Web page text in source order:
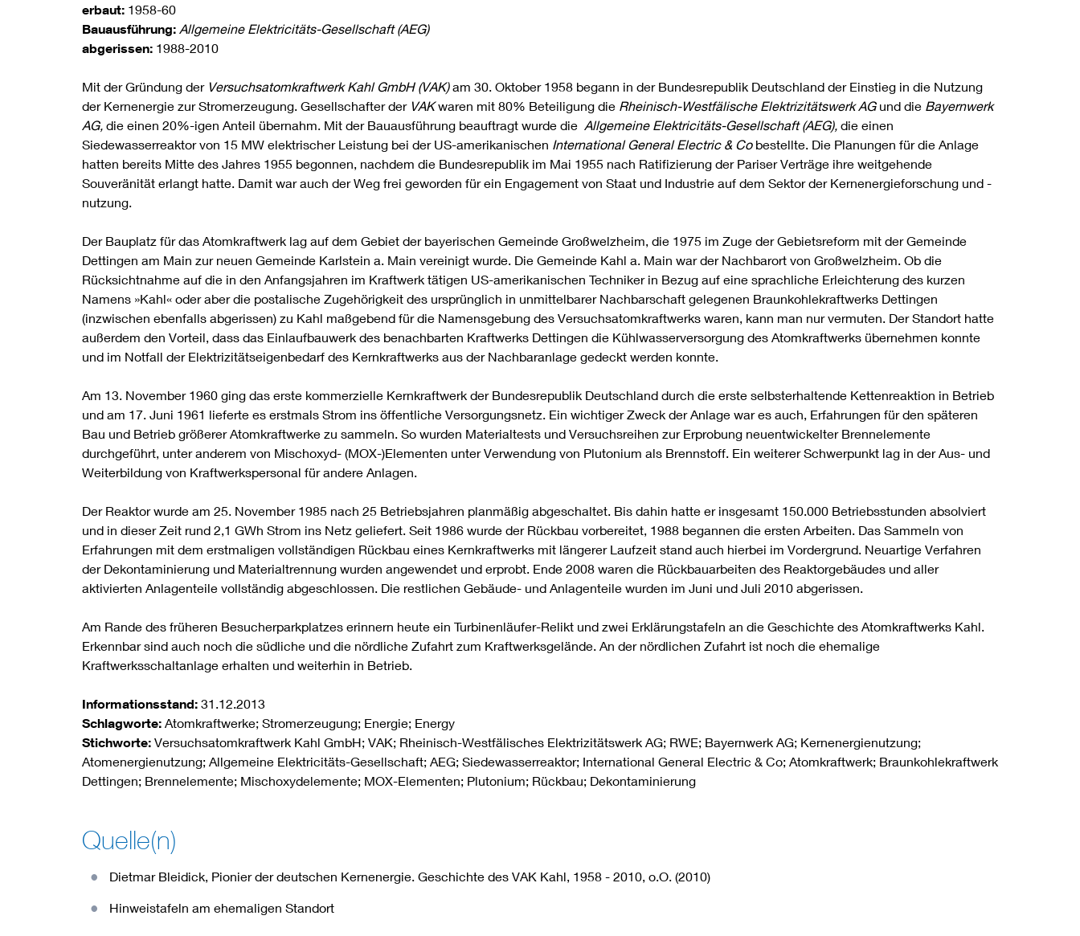
erbaut: 1958-60
Bauausführung: Allgemeine Elektricitäts-Gesellschaft (AEG)
abgerissen: 1988-2010
Mit der Gründung der Versuchsatomkraftwerk Kahl GmbH (VAK)am 30. Oktober 1958 begann in der Bundesrepublik Deutschland der Einstieg in die Nutzung
der Kernenergie zur Stromerzeugung. Gesellschafter der VAKwaren mit 80% Beteiligung die Rheinisch-Westfälische Elektrizitätswerk AGund die Bayernwerk
AG, die einen 20%-igen Anteil übernahm. Mit der Bauausführung beauftragt wurde die Allgemeine Elektricitäts-Gesellschaft (AEG), die einen
Siedewasserreaktor von 15 MW elektrischer Leistung bei der US-amerikanischen International General Electric & Cobestellte. Die Planungen für die Anlage
hatten bereits Mitte des Jahres 1955 begonnen, nachdem die Bundesrepublik im Mai 1955 nach Ratifizierung der Pariser Verträge ihre weitgehende
Souveränität erlangt hatte. Damit war auch der Weg frei geworden für ein Engagement von Staat und Industrie auf dem Sektor der Kernenergieforschung und -
nutzung.
Der Bauplatz für das Atomkraftwerk lag auf dem Gebiet der bayerischen Gemeinde Großwelzheim, die 1975 im Zuge der Gebietsreform mit der Gemeinde
Dettingen am Main zur neuen Gemeinde Karlstein a. Main vereinigt wurde. Die Gemeinde Kahl a. Main war der Nachbarort von Großwelzheim. Ob die
Rücksichtnahme auf die in den Anfangsjahren im Kraftwerk tätigen US-amerikanischen Techniker in Bezug auf eine sprachliche Erleichterung des kurzen
Namens »Kahl« oder aber die postalische Zugehörigkeit des ursprünglich in unmittelbarer Nachbarschaft gelegenen Braunkohlekraftwerks Dettingen
(inzwischen ebenfalls abgerissen) zu Kahl maßgebend für die Namensgebung des Versuchsatomkraftwerks waren, kann man nur vermuten. Der Standort hatte
außerdem den Vorteil, dass das Einlaufbauwerk des benachbarten Kraftwerks Dettingen die Kühlwasserversorgung des Atomkraftwerks übernehmen konnte
und im Notfall der Elektrizitätseigenbedarf des Kernkraftwerks aus der Nachbaranlage gedeckt werden konnte.
Am 13. November 1960 ging das erste kommerzielle Kernkraftwerk der Bundesrepublik Deutschland durch die erste selbsterhaltende Kettenreaktion in Betrieb
und am 17. Juni 1961 lieferte es erstmals Strom ins öffentliche Versorgungsnetz. Ein wichtiger Zweck der Anlage war es auch, Erfahrungen für den späteren
Bau und Betrieb größerer Atomkraftwerke zu sammeln. So wurden Materialtests und Versuchsreihen zur Erprobung neuentwickelter Brennelemente
durchgeführt, unter anderem von Mischoxyd- (MOX-)Elementen unter Verwendung von Plutonium als Brennstoff. Ein weiterer Schwerpunkt lag in der Aus- und
Weiterbildung von Kraftwerkspersonal für andere Anlagen.
Der Reaktor wurde am 25. November 1985 nach 25 Betriebsjahren planmäßig abgeschaltet. Bis dahin hatte er insgesamt 150.000 Betriebsstunden absolviert
und in dieser Zeit rund 2,1 GWh Strom ins Netz geliefert. Seit 1986 wurde der Rückbau vorbereitet, 1988 begannen die ersten Arbeiten. Das Sammeln von
Erfahrungen mit dem erstmaligen vollständigen Rückbau eines Kernkraftwerks mit längerer Laufzeit stand auch hierbei im Vordergrund. Neuartige Verfahren
der Dekontaminierung und Materialtrennung wurden angewendet und erprobt. Ende 2008 waren die Rückbauarbeiten des Reaktorgebäudes und aller
aktivierten Anlagenteile vollständig abgeschlossen. Die restlichen Gebäude- und Anlagenteile wurden im Juni und Juli 2010 abgerissen.
Am Rande des früheren Besucherparkplatzes erinnern heute ein Turbinenläufer-Relikt und zwei Erklärungstafeln an die Geschichte des Atomkraftwerks Kahl.
Erkennbar sind auch noch die südliche und die nördliche Zufahrt zum Kraftwerksgelände. An der nördlichen Zufahrt ist noch die ehemalige
Kraftwerksschaltanlage erhalten und weiterhin in Betrieb.
Informationsstand: 31.12.2013
Schlagworte: Atomkraftwerke; Stromerzeugung; Energie; Energy
Stichworte: Versuchsatomkraftwerk Kahl GmbH; VAK; Rheinisch-Westfälisches Elektrizitätswerk AG; RWE; Bayernwerk AG; Kernenergienutzung;
Atomenergienutzung; Allgemeine Elektricitäts-Gesellschaft; AEG; Siedewasserreaktor; International General Electric & Co; Atomkraftwerk; Braunkohlekraftwerk
Dettingen; Brennelemente; Mischoxydelemente; MOX-Elementen; Plutonium; Rückbau; Dekontaminierung
Quelle(n)
Dietmar Bleidick, Pionier der deutschen Kernenergie. Geschichte des VAK Kahl, 1958 - 2010, o.O. (2010)
Hinweistafeln am ehemaligen Standort